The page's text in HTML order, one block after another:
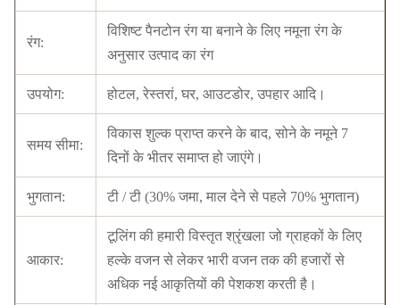
रंग:
विशिष्ट पैनटोन रंग या बनाने के लिए नमूना रंग के
अनुसार उत्पाद का रंग
उपयोग: होटल, रेस्तरां, घर, आउटडोर, उपहार आदि।
समय सीमा:
विकास शुल्क प्राप्त करने के बाद, सोने के नमूने 7
दिनों के भीतर समाप्त हो जाएंगे।
भुगतान: टी / टी (30% जमा, माल देने से पहले 70% भुगतान)
आकार:
टूलिंग की हमारी विस्तृत श्रृंखला जो ग्राहकों के लिए
हल्के वजन से लेकर भारी वजन तक की हजारों से
अधिक नई आकृतियों की पेशकश करती है।